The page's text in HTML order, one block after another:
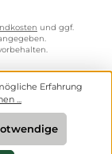
und ggf.
Erfahrung
...